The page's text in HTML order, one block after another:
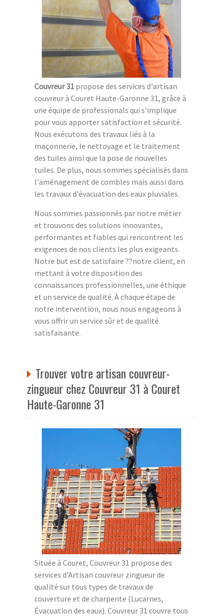
Couvreur 31 propose des services d'artisan
couvreur à Couret Haute-Garonne 31, grâce à
une équipe de professionals qui s'implique
pour vous apporter satisfaction et sécurité.
Nous exécutons des travaux liés à la
maçonnerie, le nettoyage et le traitement
des tuiles ainsi que la pose de nouvelles
tuiles. De plus, nous sommes spécialisés dans
l'aménagement de combles mais aussi dans
les travaux d'évacuation des eaux pluviales.
Nous sommes passionnés par notre métier
et trouvons des solutions innovantes,
performantes et fiables qui rencontrent les
exigences de nos clients les plus exigeants.
Notre but est de satisfaire ??notre client, en
mettant à votre disposition des
connaissances professionnelles, une éthique
et un service de qualité. À chaque étape de
notre intervention, nous nous engageons à
vous offrir un service sûr et de qualité
satisfaisante.
Trouver votre artisan couvreur-
zingueur chez Couvreur 31 à Couret
Haute-Garonne 31
Située à Couret, Couvreur 31 propose des
services d'Artisan couvreur zingueur de
qualité sur tous types de travaux de
couverture et de charpente (Lucarnes,
Évacuation des eaux). Couvreur 31 couvre tous